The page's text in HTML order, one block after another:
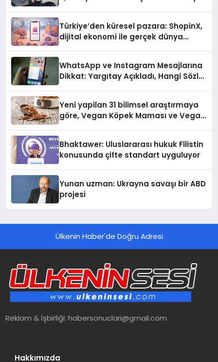
Türkiye’den küresel pazara: ShopinX,
dijital ekonomi ile gerçek dünya
WhatsApp ve Instagram Mesajlarına
Dikkat: Yargıtay Açıkladı, Hangi Sözler
Yeni yapilan 31 bilimsel araştırmaya
göre, Vegan Köpek Maması ve Vegan
Bhaktawer: Uluslararası hukuk Filistin
konusunda çifte standart uyguluyor
Yunan uzman: Ukrayna savaşı bir ABD
projesi
Ülkenin Haber'de Doğru Adresi
Reklam & İşbirliği:habersonuclari@gmail.com
Hakkımızda